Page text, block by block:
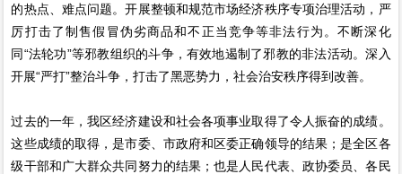
的热点、难点问题。开展整顿和规范市场经济秩序专项治理活动，严
厉打击了制售假冒伪劣商品和不正当竞争等非法行为。不断深化
同“法轮功”等邪教组织的斗争，有效地遏制了邪教的非法活动。深入
开展“严打”整治斗争，打击了黑恶势力，社会治安秩序得到改善。
过去的一年，我区经济建设和社会各项事业取得了令人振奋的成绩。
这些成绩的取得，是市委、市政府和区委正确领导的结果；是全区各
级干部和广大群众共同努力的结果；也是人民代表、政协委员、各民